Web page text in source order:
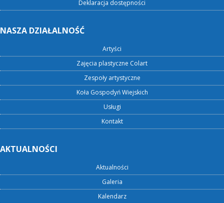
Deklaracja dostępności
NASZA DZIAŁALNOŚĆ
Artyści
Zajęcia plastyczne Colart
Zespoły artystyczne
Koła Gospodyń Wiejskich
Usługi
Kontakt
AKTUALNOŚCI
Aktualności
Galeria
Kalendarz